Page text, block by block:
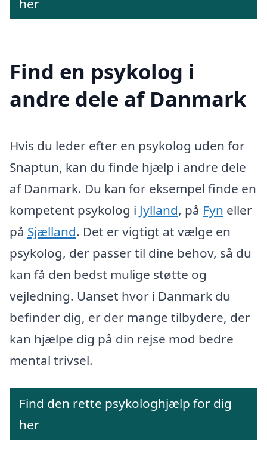
her
Find en psykolog i
andre dele af Danmark
Hvis du leder efter en psykolog uden for
Snaptun, kan du finde hjælp i andre dele
af Danmark. Du kan for eksempel finde en
kompetent psykolog i Jylland, på Fyn eller
på Sjælland. Det er vigtigt at vælge en
psykolog, der passer til dine behov, så du
kan få den bedst mulige støtte og
vejledning. Uanset hvor i Danmark du
befinder dig, er der mange tilbydere, der
kan hjælpe dig på din rejse mod bedre
mental trivsel.
Find den rette psykologhjælp for dig
her